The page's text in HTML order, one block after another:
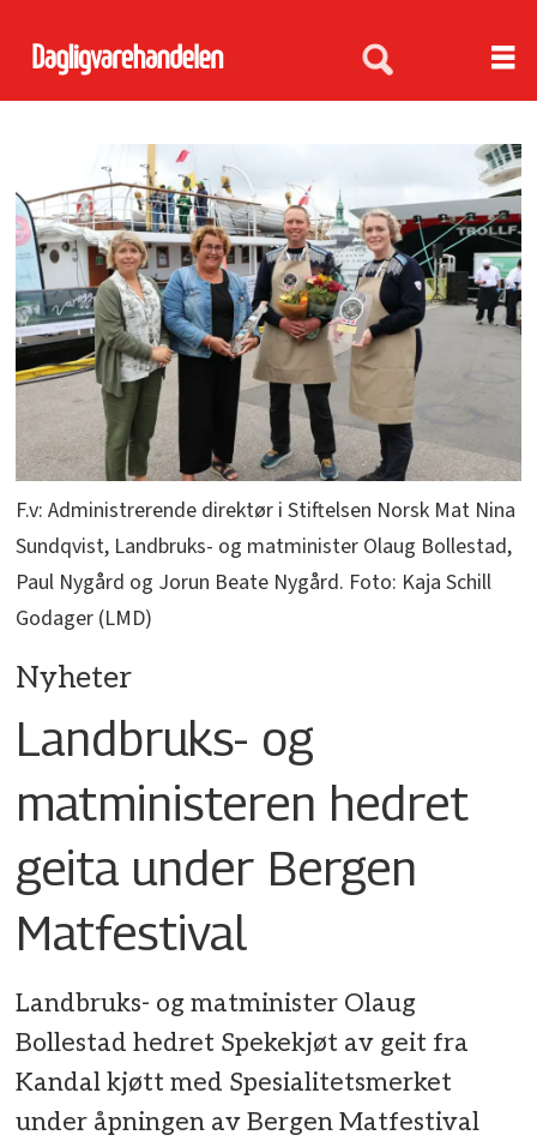
F.v: Administrerende direktør i Stiftelsen Norsk Mat Nina
Sundqvist, Landbruks- og matminister Olaug Bollestad,
Paul Nygård og Jorun Beate Nygård. Foto: Kaja Schill
Godager (LMD)
Nyheter
Landbruks- og
matministeren hedret
geita under Bergen
Matfestival
Landbruks- og matminister Olaug
Bollestad hedret Spekekjøt av geit fra
Kandal kjøtt med Spesialitetsmerket
under åpningen av Bergen Matfestival